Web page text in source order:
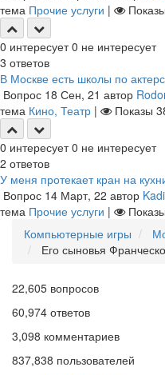
тема Прочие услуги | Показы
0 интересует 0 не интересует
3 ответов
В Москве есть школы по
Вопрос 18 Сен, 21 автор
тема Кино, Театр | Показы
0 интересует 0 не интересует
2 ответов
У меня протекает кран на
Вопрос 14 Март, 22 автор Kadi
тема Прочие услуги | Показы
Компьютерные игры
Его сыновья
22,605 вопросов
60,974 ответов
3,098 комментариев
837,838 пользователей